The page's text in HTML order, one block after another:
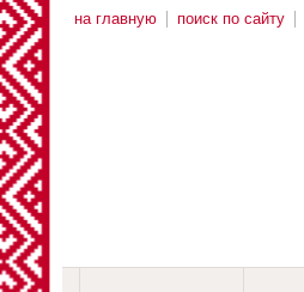
на главную поиск по сайту